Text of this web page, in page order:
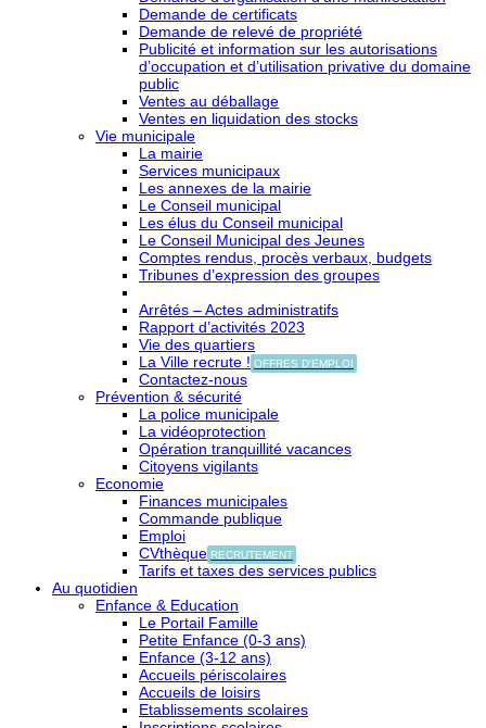
Demande de certificats
Demande de relevé de propriété
Publicité et information sur les autorisations
d’occupation et d’utilisation privative du domaine
public
Ventes au déballage
Ventes en liquidation des stocks
Vie municipale
La mairie
Services municipaux
Les annexes de la mairie
Le Conseil municipal
Les élus du Conseil municipal
Le Conseil Municipal des Jeunes
Comptes rendus, procès verbaux, budgets
Tribunes d’expression des groupes
Arrêtés – Actes administratifs
Rapport d’activités 2023
Vie des quartiers
La Ville recrute ! OFFRES D'EMPLOI
Contactez-nous
Prévention & sécurité
La police municipale
La vidéoprotection
Opération tranquillité vacances
Citoyens vigilants
Economie
Finances municipales
Commande publique
Emploi
CVthèque RECRUTEMENT
Tarifs et taxes des services publics
Au quotidien
Enfance & Education
Le Portail Famille
Petite Enfance (0-3 ans)
Enfance (3-12 ans)
Accueils périscolaires
Accueils de loisirs
Etablissements scolaires